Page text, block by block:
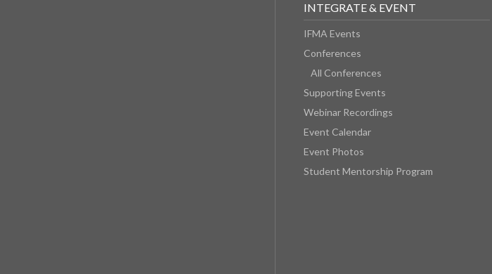
INTEGRATE & EVENT
IFMA Events
Conferences
All Conferences
Supporting Events
Webinar Recordings
Event Calendar
Event Photos
Student Mentorship Program